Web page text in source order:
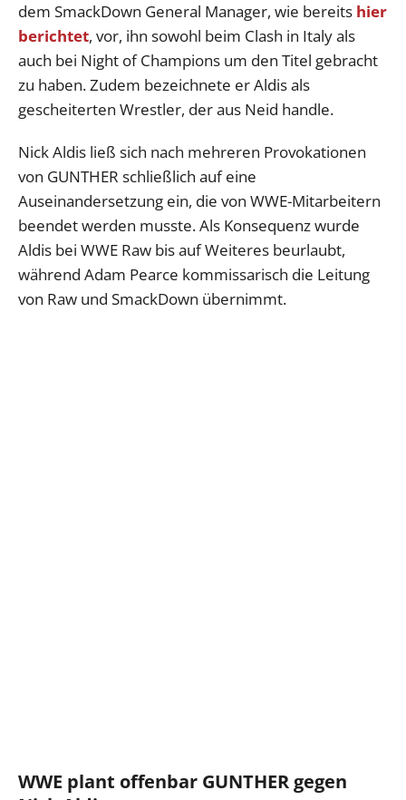
dem SmackDown General Manager, wie bereits hier
berichtet, vor, ihn sowohl beim Clash in Italy als
auch bei Night of Champions um den Titel gebracht
zu haben. Zudem bezeichnete er Aldis als
gescheiterten Wrestler, der aus Neid handle.
Nick Aldis ließ sich nach mehreren Provokationen
von GUNTHER schließlich auf eine
Auseinandersetzung ein, die von WWE-Mitarbeitern
beendet werden musste. Als Konsequenz wurde
Aldis bei WWE Raw bis auf Weiteres beurlaubt,
während Adam Pearce kommissarisch die Leitung
von Raw und SmackDown übernimmt.
WWE plant offenbar GUNTHER gegen